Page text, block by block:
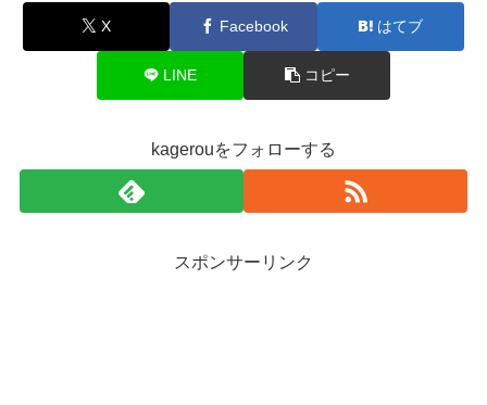
X Facebook はてブ
LINE コピー
kagerouをフォローする
スポンサーリンク